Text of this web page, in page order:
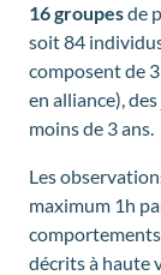
16 groupesde
soit 84
composent de
en alliance),
moins de 3 ans.
Les
maximum 1h
décrits à haute